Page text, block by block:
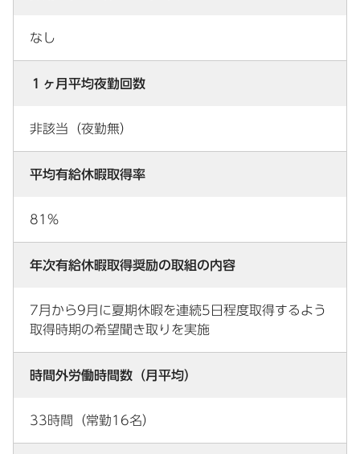
なし
１ヶ月平均夜勤回数
非該当（夜勤無）
平均有給休暇取得率
81%
年次有給休暇取得奨励の取組の内容
7月から9月に夏期休暇を連続5日程度取得するよう
取得時期の希望聞き取りを実施
時間外労働時間数（月平均）
33時間（常勤16名）